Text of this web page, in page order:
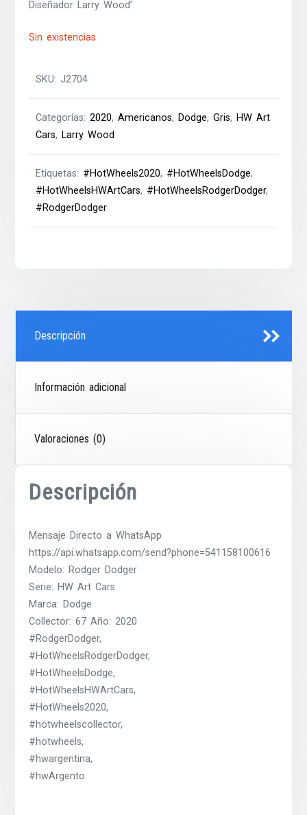
Diseñador Larry Wood’
Sin existencias
SKU:J2704
Categorías:2020,Americanos,Dodge,Gris,HW Art
Cars,Larry Wood
Etiquetas: #HotWheels2020, #HotWheelsDodge,
#HotWheelsHWArtCars, #HotWheelsRodgerDodger,
#RodgerDodger
Descripción
Información adicional
Valoraciones (0)
Descripción
Mensaje Directo a WhatsApp
https://api.whatsapp.com/send?phone=541158100616
Modelo: Rodger Dodger
Serie: HW Art Cars
Marca: Dodge
Collector: 67 Año: 2020
#RodgerDodger,
#HotWheelsRodgerDodger,
#HotWheelsDodge,
#HotWheelsHWArtCars,
#HotWheels2020,
#hotwheelscollector,
#hotwheels,
#hwargentina,
#hwArgento